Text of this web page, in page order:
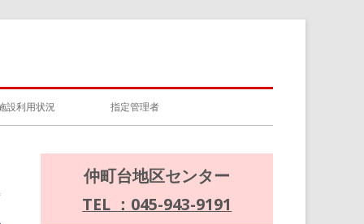
設利用状況 指定管理者
仲町台地区センター
TEL ：045-943-9191